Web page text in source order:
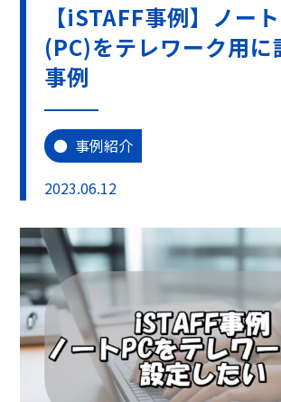
【iSTAFF事例】ノー
(PC)をテレワーク用に
事例
事例紹介
2023.06.12